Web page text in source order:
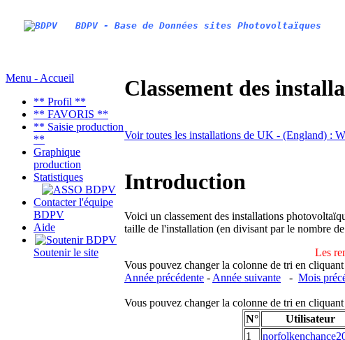
BDPV - Base de Données sites Photovoltaïques
Menu - Accueil
** Profil **
** FAVORIS **
** Saisie production
**
Graphique
production
Statistiques
Contacter l'équipe
BDPV
Aide
Soutenir le site
Classement des
Voir toutes les installations de UK - (England) :
Introduction
Voici un classement des installations
taille de l'installation (en divisant par le nombre
Les
Vous pouvez changer la colonne de tri en
Année précédente - Année suivante - Mois
Vous pouvez changer la colonne de tri en
N°
Utilisateur
1